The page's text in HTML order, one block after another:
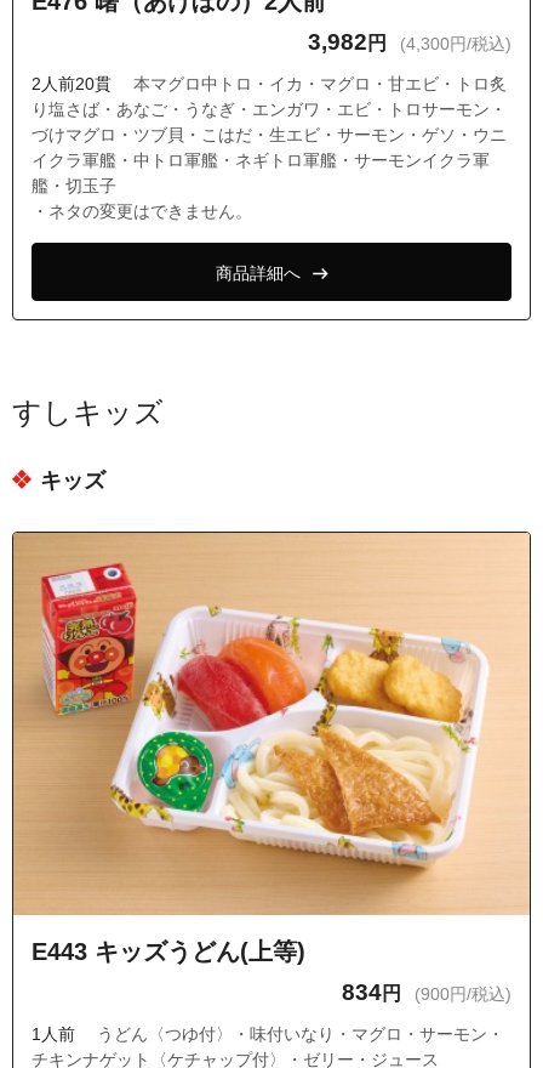
3,982 円 (4,300円/税込)
2人前20貫
本マグロ中トロ・イカ・マグロ・甘エビ・トロ炙
り塩さば・あなご・うなぎ・エンガワ・エビ・トロサーモン・
づけマグロ・ツブ貝・こはだ・生エビ・サーモン・ゲソ・ウニ
イクラ軍艦・中トロ軍艦・ネギトロ軍艦・サーモンイクラ軍
艦・切玉子
・ネタの変更はできません。
商品詳細へ
すしキッズ
キッズ
E443 キッズうどん(上等)
834円 (900円/税込)
1人前
うどん〈つゆ付〉・味付いなり・マグロ・サーモン・
チキンナゲット〈ケチャップ付〉・ゼリー・ジュース